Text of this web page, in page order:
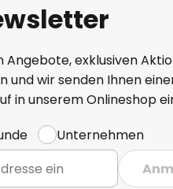
exklusiven
und wir senden Ihnen
in unserem Onlineshop
Unternehmen